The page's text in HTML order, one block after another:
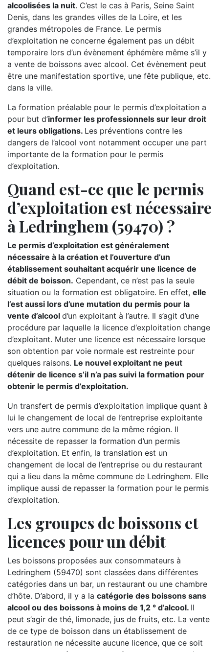
alcoolisées la nuit. C’est le cas à Paris, Seine Saint
Denis, dans les grandes villes de la Loire, et les
grandes métropoles de France. Le permis
d’exploitation ne concerne également pas un débit
temporaire lors d’un évènement éphémère même s’il y
a vente de boissons avec alcool. Cet évènement peut
être une manifestation sportive, une fête publique, etc.
dans la ville.
La formation préalable pour le permis d’exploitation a
pour but d’informer les professionnels sur leur droit
et leurs obligations. Les préventions contre les
dangers de l’alcool vont notamment occuper une part
importante de la formation pour le permis
d’exploitation.
Quand est-ce que le permis
d’exploitation est nécessaire
à Ledringhem (59470) ?
Le permis d’exploitation est généralement
nécessaire à la création et l’ouverture d’un
établissement souhaitant acquérir une licence de
débit de boisson. Cependant, ce n’est pas la seule
situation ou la formation est obligatoire. En effet, elle
l’est aussi lors d’une mutation du permis pour la
vente d’alcool d’un exploitant à l’autre. Il s’agit d’une
procédure par laquelle la licence d‘exploitation change
d’exploitant. Muter une licence est nécessaire lorsque
son obtention par voie normale est restreinte pour
quelques raisons. Le nouvel exploitant ne peut
détenir de licence s’il n’a pas suivi la formation pour
obtenir le permis d’exploitation.
Un transfert de permis d’exploitation implique quant à
lui le changement de local de l’entreprise exploitante
vers une autre commune de la même région. Il
nécessite de repasser la formation d’un permis
d’exploitation. Et enfin, la translation est un
changement de local de l’entreprise ou du restaurant
qui a lieu dans la même commune de Ledringhem. Elle
implique aussi de repasser la formation pour le permis
d’exploitation.
Les groupes de boissons et
licences pour un débit
Les boissons proposées aux consommateurs à
Ledringhem (59470) sont classées dans différentes
catégories dans un bar, un restaurant ou une chambre
d’hôte. D’abord, il y a la catégorie des boissons sans
alcool ou des boissons à moins de 1,2 ° d’alcool. Il
peut s’agir de thé, limonade, jus de fruits, etc. La vente
de ce type de boisson dans un établissement de
restauration ne nécessite aucune licence, que ce soit